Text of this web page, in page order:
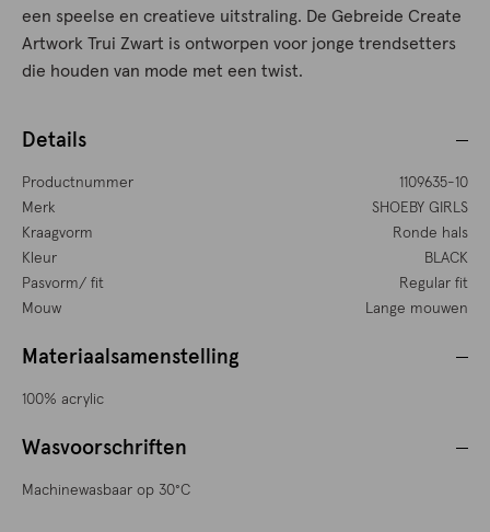
een speelse en creatieve uitstraling. De Gebreide Create
Artwork Trui Zwart is ontworpen voor jonge trendsetters
die houden van mode met een twist.
Details
Productnummer
1109635-10
Merk
SHOEBY GIRLS
Kraagvorm
Ronde hals
Kleur
BLACK
Pasvorm/ fit
Regular fit
Mouw
Lange mouwen
Materiaalsamenstelling
100% acrylic
Wasvoorschriften
Machinewasbaar op 30°C